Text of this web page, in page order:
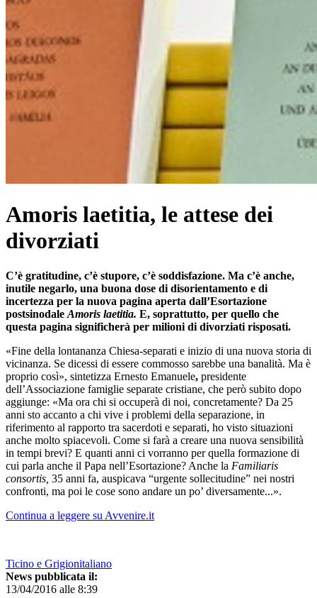
Amoris laetitia, le attese dei
divorziati
C’è gratitudine, c’è stupore, c’è soddisfazione. Ma c’è anche,
inutile negarlo, una buona dose di disorientamento e di
incertezza per la nuova pagina aperta dall’Esortazione
postsinodale Amoris laetitia. E, soprattutto, per quello che
questa pagina significherà per milioni di divorziati risposati.
«Fine della lontananza Chiesa-separati e inizio di una nuova storia di
vicinanza. Se dicessi di essere commosso sarebbe una banalità. Ma è
proprio così», sintetizza Ernesto Emanuele, presidente
dell’Associazione famiglie separate cristiane, che però subito dopo
aggiunge: «Ma ora chi si occuperà di noi, concretamente? Da 25
anni sto accanto a chi vive i problemi della separazione, in
riferimento al rapporto tra sacerdoti e separati, ho visto situazioni
anche molto spiacevoli. Come si farà a creare una nuova sensibilità
in tempi brevi? E quanti anni ci vorranno per quella formazione di
cui parla anche il Papa nell’Esortazione? Anche la Familiaris
consortis, 35 anni fa, auspicava “urgente sollecitudine” nei nostri
confronti, ma poi le cose sono andare un po’ diversamente...».
Continua a leggere su Avvenire.it
Ticino e Grigionitaliano
News pubblicata il:
13/04/2016 alle 8:39